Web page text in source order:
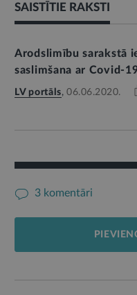
SAISTĪTIE RAKSTI
Arodslimību sarakstā
saslimšana ar Covid-
LV portāls, 06.06.2020.
3 komentāri